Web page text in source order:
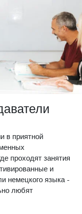
в приятной
проходят занятия
и
немецкого языка -
любят